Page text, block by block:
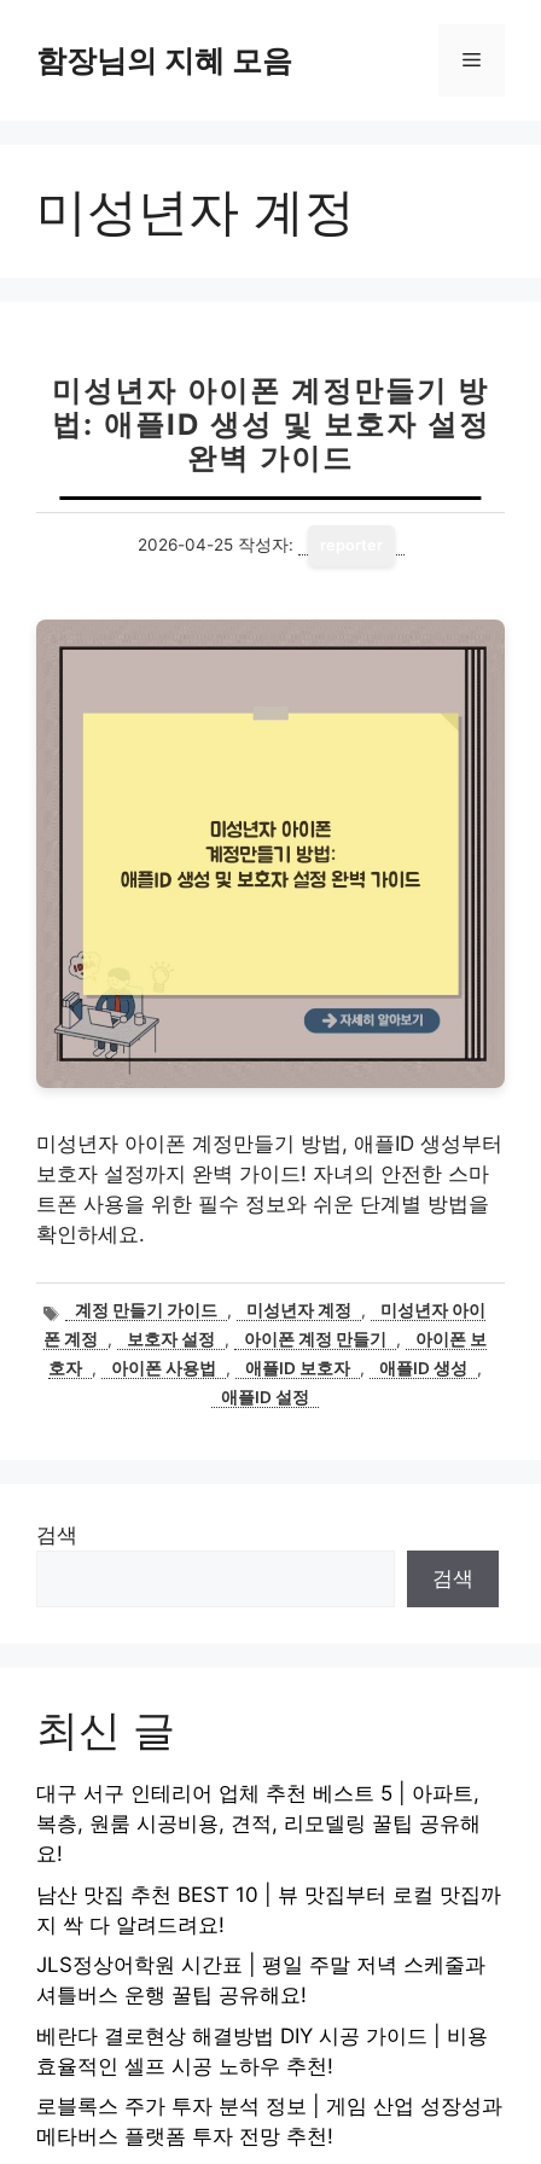
함장님의 지혜 모음 메
미성년자 계정
미성년자 아이폰 계정만들기 방
법: 애플ID 생성 및 보호자 설정
완벽 가이드
2026-04-25 작성자:
미성년자 아이폰 계정만들기 방법, 애플ID 생성부터
보호자 설정까지 완벽 가이드! 자녀의 안전한 스마
트폰 사용을 위한 필수 정보와 쉬운 단계별 방법을
확인하세요.
태
그
계정 만들기 가이드 , 미성년자 계정 ,
미성년자 아이
폰 계정
, 보호자 설정 , 아이폰 계정 만들기 ,
아이폰 보
호자 , 아이폰 사용법 , 애플ID 보호자 , 애플ID 생성
,
애플ID 설정
검색
검색
최신 글
대구 서구 인테리어 업체 추천 베스트 5 | 아파트,
복층, 원룸 시공비용, 견적, 리모델링 꿀팁 공유해
요!
남산 맛집 추천 BEST 10 | 뷰 맛집부터 로컬 맛집까
지 싹 다 알려드려요!
JLS정상어학원 시간표 | 평일 주말 저녁 스케줄과
셔틀버스 운행 꿀팁 공유해요!
베란다 결로현상 해결방법 DIY 시공 가이드 | 비용
효율적인 셀프 시공 노하우 추천!
로블록스 주가 투자 분석 정보 | 게임 산업 성장성과
메타버스 플랫폼 투자 전망 추천!